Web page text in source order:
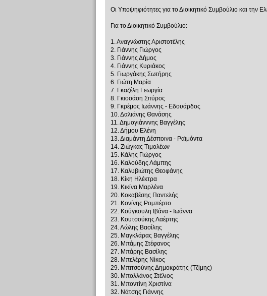
Οι Υποψηφιότητες για το Διοικητικό Συμβούλιο και την
Για το Διοικητικό Συμβούλιο:
1. Αναγνώστης Αριστοτέλης
2. Γιάννης Γιώργος
3. Γιάννης Δήμος
4. Γιάννης Κυριάκος
5. Γιωργάκης Σωτήρης
6. Γιώτη Μαρία
7. Γκαζέλη Γεωργία
8. Γκιοσάση Σπύρος
9. Γκρέμος Ιωάννης - Εδουάρδος
10. Δαλιάνης Θανάσης
11. Δημογιάνννης Βαγγέλης
12. Δήμου Ελένη
13. Διαμάντη Δέσποινα - Ραϊμόντα
14. Ζιώγκας Τιμολέων
15. Κάλης Γιώργος
16. Καλούδης Λάμπης
17. Καλυβιώτης Θεοφάνης
18. Κίκη Ηλέκτρα
19. Κικίνα Μαρλένα
20. Κοκαβέσης Παντελής
21. Κονίνης Ρομπέρτο
22. Κούγκουλη Ιβάνα - Ιωάννα
23. Κουτσούκης Λαέρτης
24. Λώλης Βασίλης
25. Μαγκλάρας Βαγγέλης
26. Μπάμης Στέφανος
27. Μπάρης Βασίλης
28. Μπελέρης Νίκος
29. Μπιτσούνης Δημοκράτης (Τζίμης)
30. Μπολλάνος Στέλιος
31. Μποντίνη Χριστίνα
32. Νάτσης Γιάννης